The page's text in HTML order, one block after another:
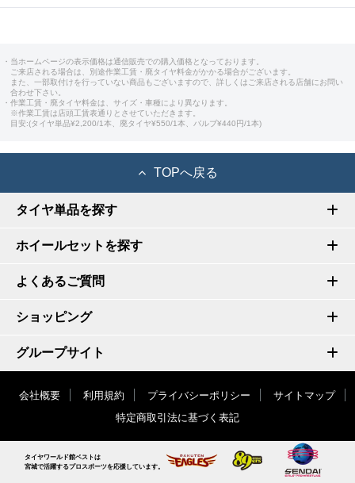
・当ホームページの表示価格は通信販売での購入価格となっております。
ご来店される場合は、別途作業工賃・廃タイヤ料金がかかる場合がございます。
また、一部取付けを行っていない商品もございますので、詳しくはご来店される店舗にお問い
合わせ下さい。
・作業工賃・廃タイヤ料金は、サイズ・車種により異なります。
※作業工賃は店頭工賃表通りとさせていただきます。
目安:(タイヤ単品¥2,200/1本、廃タイヤ¥550/1本、バルブ¥440円/1本)
TOPへ戻る
タイヤ単品を探す
ホイールセットを探す
よくあるご質問
ショッピング
グループサイト
会社概要 利用規約 プライバシーポリシー
サイトマップ
特定商取引法に基づく表記
タイヤワールド館ベストは
宮城で活躍するプロスポーツを応援しています。